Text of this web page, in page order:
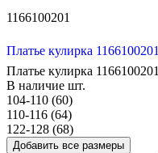
1166100201
Платье кулирка 1166100201
Платье кулирка 1166100201
В наличие шт.
104-110 (60)
110-116 (64)
122-128 (68)
Добавить все размеры